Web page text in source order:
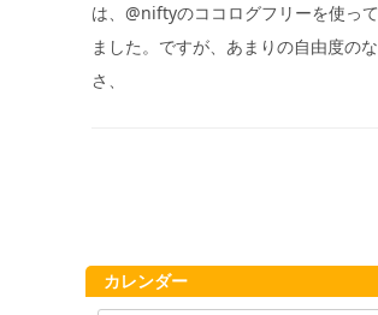
は、@niftyのココログフリーを使って
ました。ですが、あまりの自由度のな
さ、
カレンダー